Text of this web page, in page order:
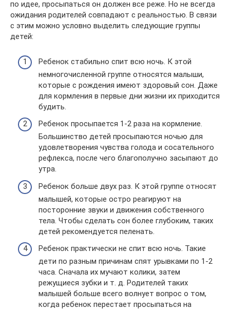
по идее, просыпаться он должен все реже. Но не всегда
ожидания родителей совпадают с реальностью. В связи
с этим можно условно выделить следующие группы
детей:
Ребенок стабильно спит всю ночь. К этой
немногочисленной группе относятся малыши,
которые с рождения имеют здоровый сон. Даже
для кормления в первые дни жизни их приходится
будить.
Ребенок просыпается 1-2 раза на кормление.
Большинство детей просыпаются ночью для
удовлетворения чувства голода и сосательного
рефлекса, после чего благополучно засыпают до
утра.
Ребенок больше двух раз. К этой группе относят
малышей, которые остро реагируют на
посторонние звуки и движения собственного
тела. Чтобы сделать сон более глубоким, таких
детей рекомендуется пеленать.
Ребенок практически не спит всю ночь. Такие
дети по разным причинам спят урывками по 1-2
часа. Сначала их мучают колики, затем
режущиеся зубки и т. д. Родителей таких
малышей больше всего волнует вопрос о том,
когда ребенок перестает просыпаться на